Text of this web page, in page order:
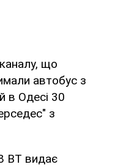
що
автобус з
в Одесі 30
з
ВТ видає